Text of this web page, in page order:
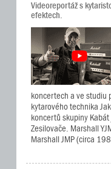
Videoreportáž s
efektech.
koncertech a ve studiu
kytarového technika
koncertů skupiny Kabát
Zesilovače. Marshall
Marshall JMP (circa